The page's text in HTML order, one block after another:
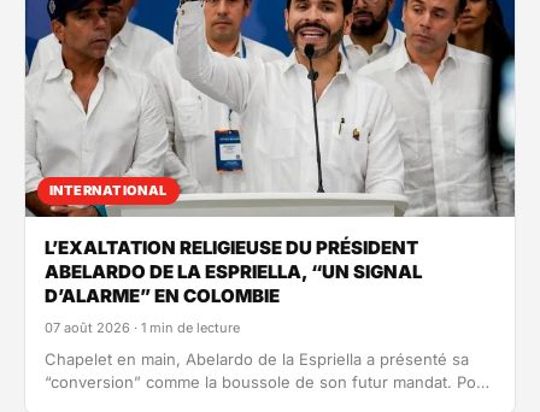
INTERNATIONAL
L’EXALTATION RELIGIEUSE DU PRÉSIDENT
ABELARDO DE LA ESPRIELLA, “UN SIGNAL
D’ALARME” EN COLOMBIE
07 août 2026 · 1 min de lecture
Chapelet en main, Abelardo de la Espriella a présenté sa
“conversion” comme la boussole de son futur mandat. Pour